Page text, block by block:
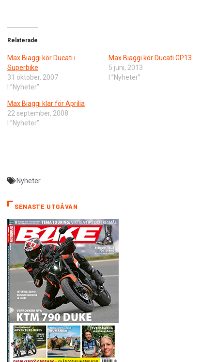
Relaterade
Max Biaggi kör Ducati i
Superbike
31 oktober, 2007
I ”Nyheter”
Max Biaggi kör Ducati GP13
5 juni, 2013
I ”Nyheter”
Max Biaggi klar för Aprilia
22 september, 2008
I ”Nyheter”
Nyheter
SENASTE UTGÅVAN